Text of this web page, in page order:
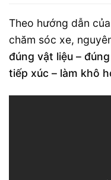
Theo hướng dẫn
chăm sóc xe,
đúng vật liệu –
tiếp xúc – làm khô